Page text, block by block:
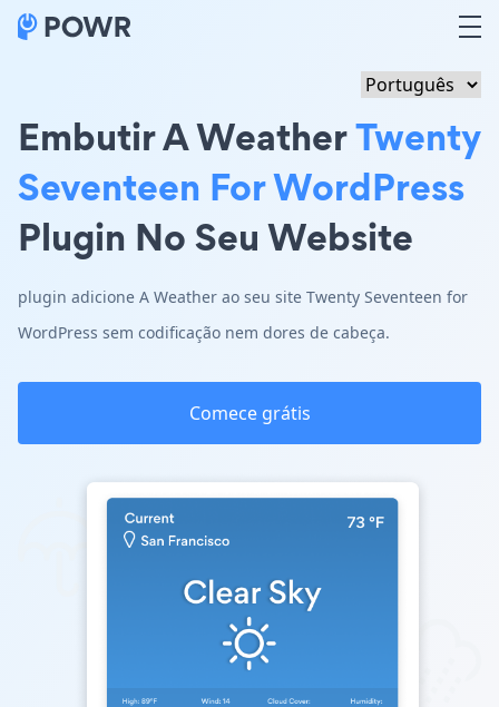
Embutir A WeatherTwenty
Seventeen For WordPress
Plugin No Seu Website
plugin adicione A Weather ao seu site Twenty Seventeen for
WordPress sem codificação nem dores de cabeça.
Comece grátis